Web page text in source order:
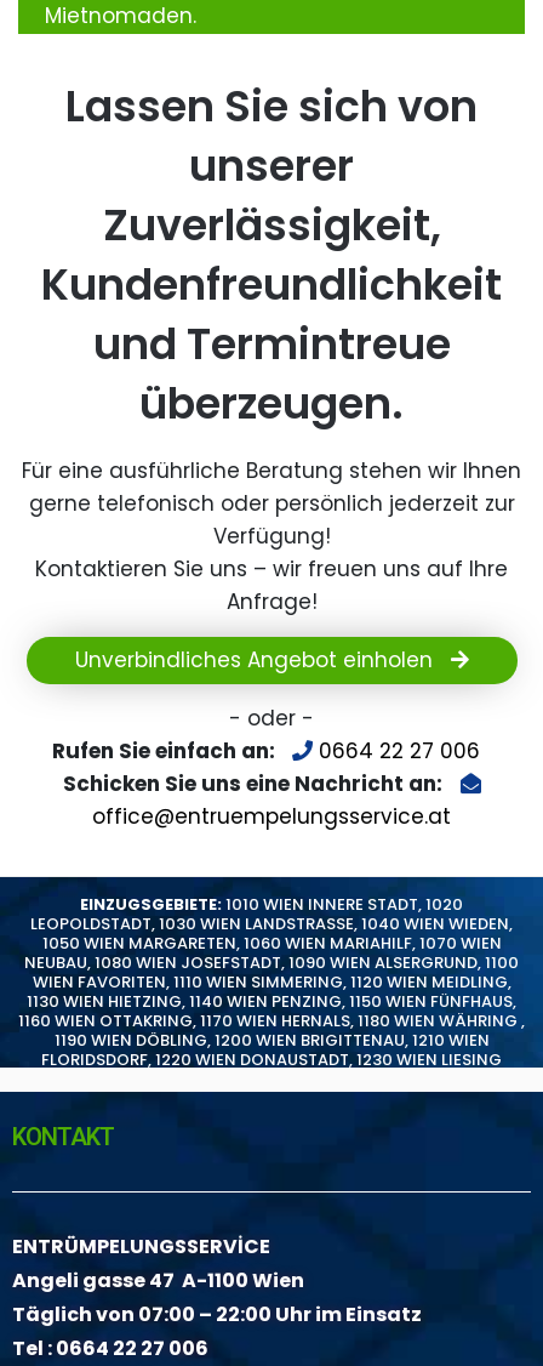
Mietnomaden.
Lassen Sie sich von
unserer
Zuverlässigkeit,
Kundenfreundlichkeit
und Termintreue
überzeugen.
Für eine ausführliche Beratung stehen wir Ihnen
gerne telefonisch oder persönlich jederzeit zur
Verfügung!
Kontaktieren Sie uns – wir freuen uns auf Ihre
Anfrage!
Unverbindliches Angebot einholen
- oder -
Rufen Sie einfach an:
0664 22 27 006
Schicken Sie uns eine Nachricht an:
office@entruempelungsservice.at
EINZUGSGEBIETE:1010 WIEN INNERE STADT,1020
LEOPOLDSTADT,1030 WIEN LANDSTRASSE,1040 WIEN WIEDEN,
1050 WIEN MARGARETEN,1060 WIEN MARIAHILF,1070 WIEN
NEUBAU,1080 WIEN JOSEFSTADT,1090 WIEN ALSERGRUND,1100
WIEN FAVORITEN,1110 WIEN SIMMERING,1120 WIEN MEIDLING,
1130 WIEN HIETZING,1140 WIEN PENZING,1150 WIEN FÜNFHAUS,
1160 WIEN OTTAKRING,1170 WIEN HERNALS,1180 WIEN WÄHRING ,
1190 WIEN DÖBLING,1200 WIEN BRIGITTENAU,1210 WIEN
FLORIDSDORF,1220 WIEN DONAUSTADT,1230 WIEN LIESING
KONTAKT
ENTRÜMPELUNGSSERVİCE
Angeli gasse 47 A-1100 Wien
Täglich von 07:00 – 22:00 Uhr im Einsatz
Tel :0664 22 27 006